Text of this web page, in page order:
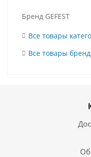
Бренд GEFEST
Все товары
Все товары